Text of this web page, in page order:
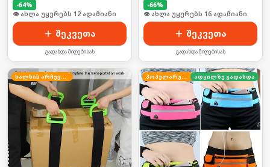
-64%
🛒 ბოლო 24სთ-ში იყიდა 18-მა
შეკვეთა
გადახდა მიღებისას
-66%
🛒 ბოლო 24სთ-ში იყიდა 21-მა
შეკვეთა
გადახდა მიღებისას
ხალხის არჩევანი პოპულარული ადგილზე გადახდა